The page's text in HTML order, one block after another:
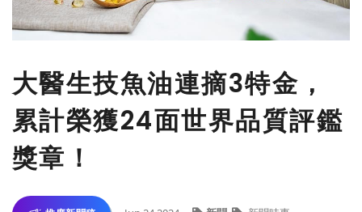
大醫生技魚油連摘3特金，
累計榮獲24面世界品質評鑑
獎章！